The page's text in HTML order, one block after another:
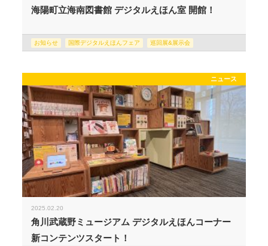
海陽町立海南図書館 デジタルえほん室 開館！
お知らせ 国際デジタルえほんフェア 巡回展&展示会
ニュース
2025.02.20
角川武蔵野ミュージアム デジタルえほんコーナー
新コンテンツスタート！